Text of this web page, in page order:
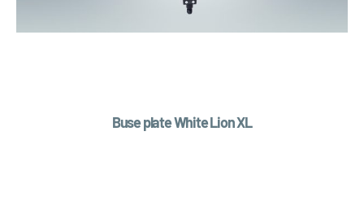
Buse plate White Lion XL